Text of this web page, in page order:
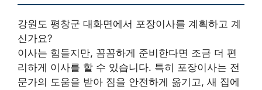
강원도 평창군 대화면에서 포장이사를 계획하고 계
신가요?
이사는 힘들지만, 꼼꼼하게 준비한다면 조금 더 편
리하게 이사를 할 수 있습니다. 특히 포장이사는 전
문가의 도움을 받아 짐을 안전하게 옮기고, 새 집에